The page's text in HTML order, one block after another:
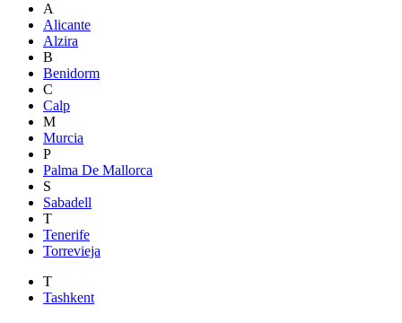
A
Alicante
Alzira
B
Benidorm
C
Calp
M
Murcia
P
Palma De Mallorca
S
Sabadell
T
Tenerife
Torrevieja
T
Tashkent